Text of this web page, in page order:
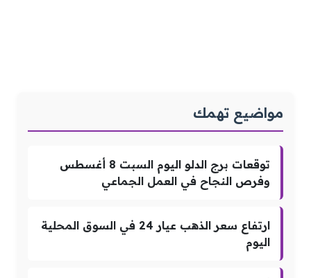
مواضيع تهمك
توقعات برج الدلو اليوم السبت 8 أغسطس
وفرص النجاح في العمل الجماعي
ارتفاع سعر الذهب عيار 24 في السوق المحلية
اليوم